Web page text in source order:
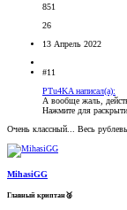
851
26
13 Апрель 2022
#11
PTu4KA написал(а):
А вообще жаль,
Нажмите для
Очень классный... Весь
MihasiGG
Главный криптан🥈